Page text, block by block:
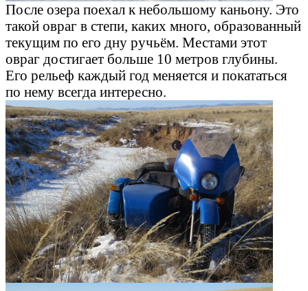
После озера поехал к небольшому каньону. Это
такой овраг в степи, каких много, образованный
текущим по его дну ручьём. Местами этот
овраг достигает больше 10 метров глубины.
Его рельеф каждый год меняется и покататься
по нему всегда интересно.